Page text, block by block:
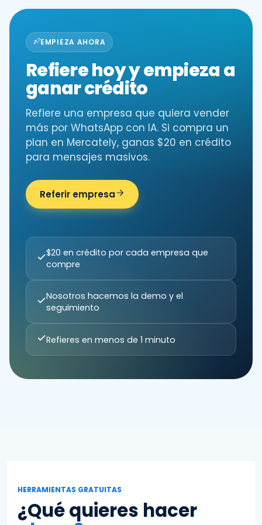
EMPIEZA AHORA
Refiere hoy y empieza a
ganar crédito
Refiere una empresa que quiera vender
más por WhatsApp con IA. Si compra un
plan en Mercately, ganas $20 en crédito
para mensajes masivos.
Referir empresa
$20 en crédito por cada empresa que
compre
Nosotros hacemos la demo y el
seguimiento
Refieres en menos de 1 minuto
HERRAMIENTAS GRATUITAS
¿Qué quieres hacer